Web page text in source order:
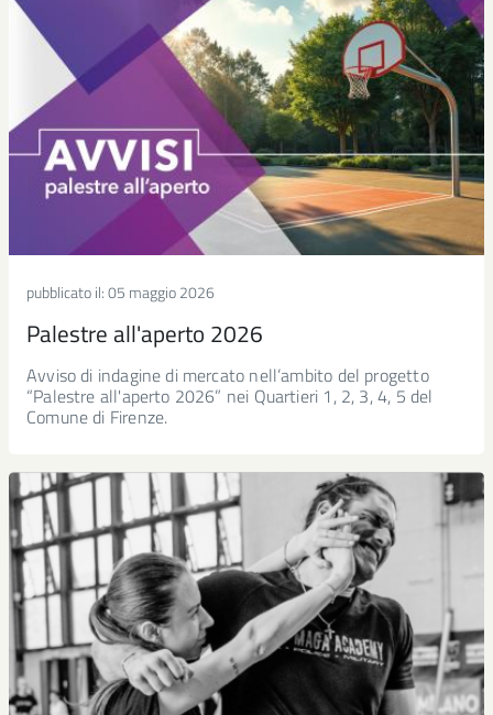
pubblicato il:05 maggio 2026
Palestre all'aperto 2026
Avviso di indagine di mercato nell’ambito del progetto
“Palestre all'aperto 2026” nei Quartieri 1, 2, 3, 4, 5 del
Comune di Firenze.